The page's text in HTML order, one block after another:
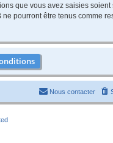
que vous avez saisies
pourront être tenus comme
Nous contacter